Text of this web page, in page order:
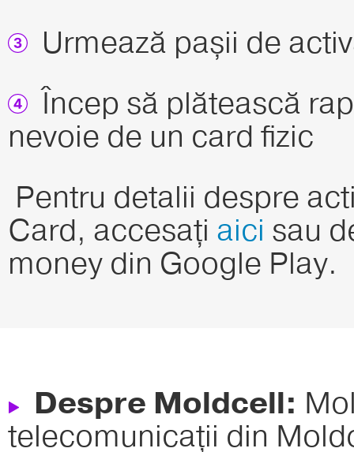
Urmează pașii de
Încep să plătească
nevoie de un card fizic
Pentru detalii despre
Card, accesați aici sau
money din Google Play.
Despre Moldcell:
telecomunicații din